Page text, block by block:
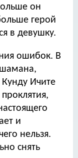
он
герой
в девушку.
ошибок. В
шамана,
Кунду Ичите
и
нельзя.
снять